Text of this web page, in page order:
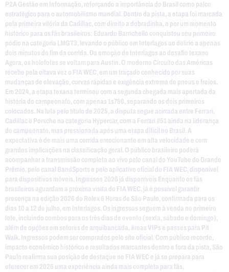
P2A Gestão em Informação, reforçando a importância do Brasil como palco
estratégico para o automobilismo mundial. Dentro da pista, a etapa foi marcada
pela primeira vitória da Cadillac, com direito a dobradinha, e por um momento
histórico para os fãs brasileiros: Eduardo Barrichello conquistou seu primeiro
pódio na categoria LMGT3, levando o público em Interlagos ao delírio a apenas
dois minutos do fim da corrida. Da emoção de Interlagos ao desafio texano
Agora, os holofotes se voltam para Austin. O moderno Circuito das Américas
recebe pela oitava vez o FIA WEC, em um traçado conhecido por suas
mudanças de elevação, curvas rápidas e exigência extrema de pneus e freios.
Em 2024, a etapa texana terminou com a segunda chegada mais apertada da
história do campeonato, com apenas 1s780, separando os dois primeiros
colocados. Na luta pelo título de 2025, a disputa segue acirrada entre Ferrari,
Cadillac e Porsche na categoria Hypercar, com a Ferrari #51 ainda na liderança
do campeonato, mas pressionada após uma etapa difícil no Brasil. A
expectativa é de mais uma corrida emocionante em alta velocidade e com
grandes implicações na classificação geral. O público brasileiro poderá
acompanhar a transmissão completa ao vivo pelo canal do YouTube do Grande
Prêmio, pelo canal BandSports e pelo aplicativo oficial do FIA WEC, disponível
para dispositivos móveis. Ingressos 2026 já disponíveis Enquanto os fãs
brasileiros aguardam a próxima visita do FIA WEC, já é possível garantir
presença na edição 2026 do Rolex 6 Horas de São Paulo, confirmada para os
dias 10 a 12 de julho, em Interlagos. Os ingressos seguem à venda no primeiro
lote, incluindo combos para os três dias de evento (sexta, sábado e domingo),
além de opções em setores de arquibancada, áreas VIPs e passes para Pit
Walk. Ingressos podem ser comprados pelo site oficial. Com público recorde,
impacto econômico histórico e resultados marcantes dentro e fora da pista, São
Paulo reafirma sua posição de destaque no FIA WEC e já se prepara para
oferecer em 2026 uma experiência ainda mais completa para fãs,